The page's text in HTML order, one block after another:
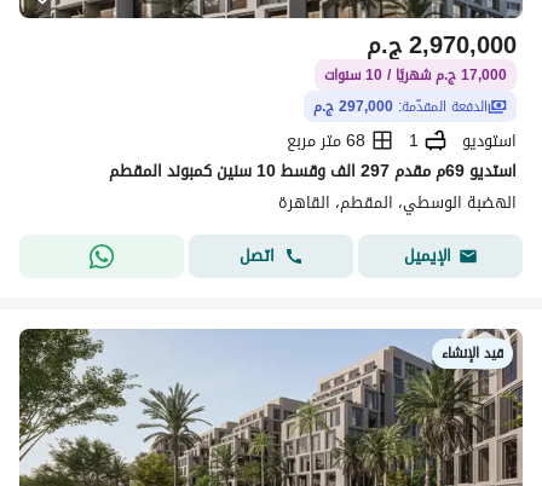
ج.م2,970,000
17,000 ج.م شهريًا / 10 سنوات
الدفعة المقدّمة: 297,000 ج.م
استوديو 1
68 متر مربع
استديو 69م مقدم 297 الف وقسط 10 سنين كمبوند المقطم
الهضبة الوسطي، المقطم، القاهرة
الإيميل
اتصل
قيد الإنشاء